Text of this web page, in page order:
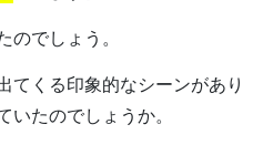
のでしょう。
てくる印象的なシーンがあり
たのでしょうか。